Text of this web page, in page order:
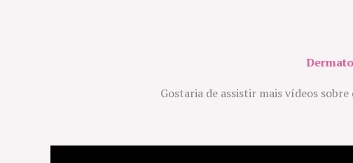
Gostaria de assistir mais vídeos sobre